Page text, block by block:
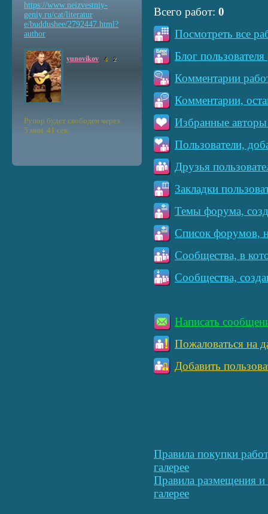
Всего работ: 0
Посмотреть все
Блог
Комментарии
Комментарии,
Избранные авторы
Пользователи,
Друзья
Закладки
Темы форума,
Список форумов,
Сообщества, в
Сообщества,
Написать
Пожаловаться на
Добавить
Правила покупки
галерее
Правила размещения
галерее
https://www.neizvestniy-
geniy.ru/cat/literatur
e/buddushee/2792447.html?
author
yunovikov 4 2
Рупор будет свободен через:
5 мин. 41 сек.